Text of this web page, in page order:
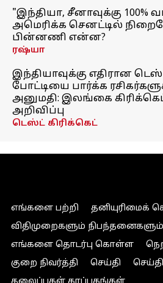
"இந்தியா, சீனாவுக்கு 100%
அமெரிக்க செனட்டில்
பின்னணி என்ன?
ரஷ்யா
இந்தியாவுக்கு எதிரான
போட்டியை பார்க்க
அனுமதி: இலங்கை
அறிவிப்பு
டெஸ்ட் கிரிக்கெட்
எங்களை பற்றி
தனியுரிமைக்
விதிமுறைகளும் நிபந்தனைகளும்
எங்களை தொடர்பு கொள்ள
குறை நிவர்த்தி
செய்தி